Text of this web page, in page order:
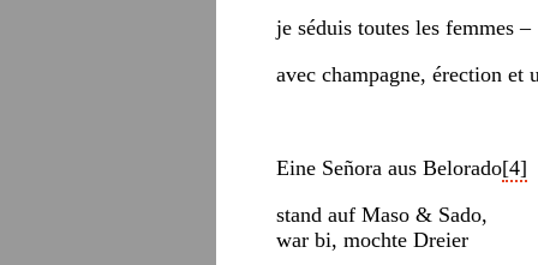
je séduis toutes les femmes –
avec champagne, érection et
Eine Señora aus Belorado[4]
stand auf Maso & Sado,
war bi, mochte Dreier